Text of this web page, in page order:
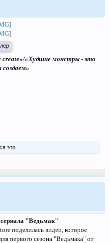
create»/«Худшие монстры - это
это.
"Ведьмак"
поделилась видео, которое
первого сезона "Ведьмака" от